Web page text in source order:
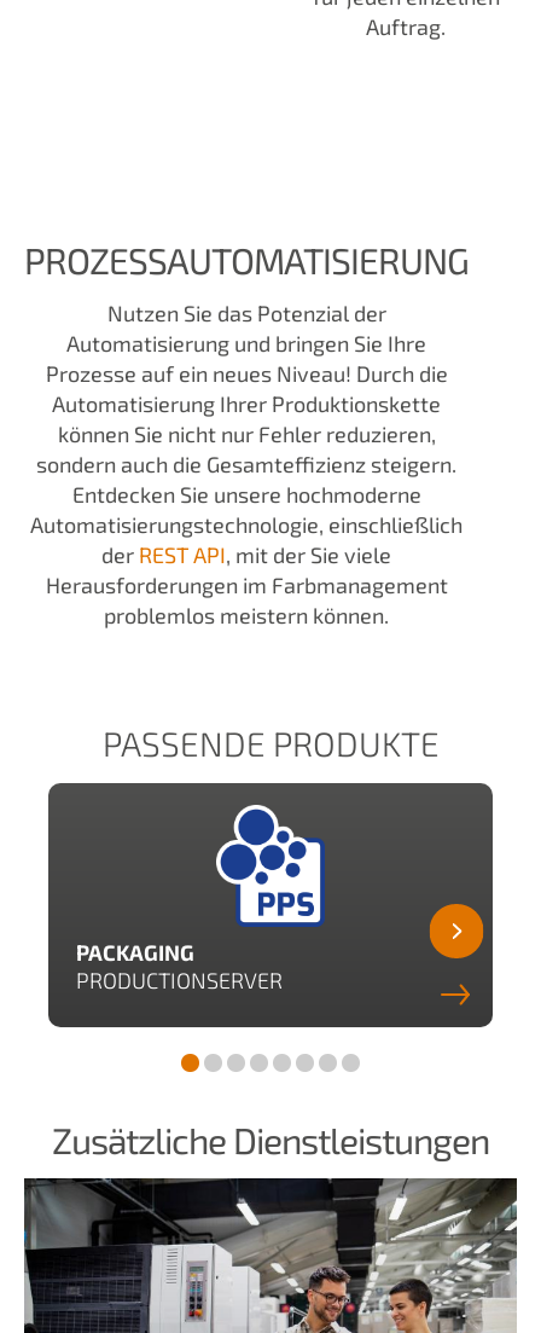
Auftrag.
PROZESSAUTOMATISIERUNG
Nutzen Sie das Potenzial der
Automatisierung und bringen Sie Ihre
Prozesse auf ein neues Niveau! Durch die
Automatisierung Ihrer Produktionskette
können Sie nicht nur Fehler reduzieren,
sondern auch die Gesamteffizienz steigern.
Entdecken Sie unsere hochmoderne
Automatisierungstechnologie, einschließlich
der REST API, mit der Sie viele
Herausforderungen im Farbmanagement
problemlos meistern können.
PASSENDE PRODUKTE
PACKAGING
PRODUCTIONSERVER
Zusätzliche Dienstleistungen